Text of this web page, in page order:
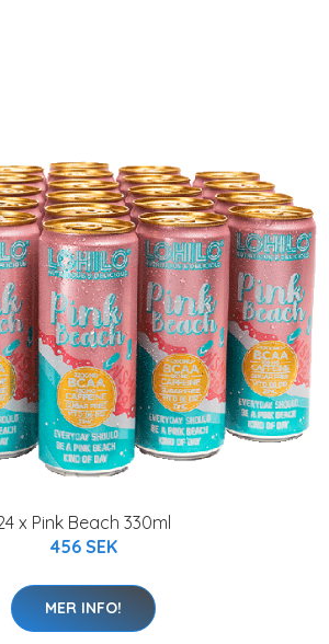
x Pink Beach 330ml
456 SEK
MER INFO!